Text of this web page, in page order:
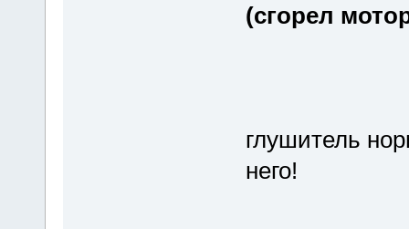
(сгорел
глушитель
него!